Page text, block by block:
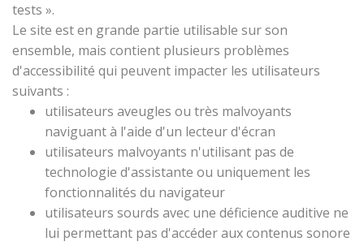
tests ».
Le site est en grande partie utilisable sur son
ensemble, mais contient plusieurs problèmes
d'accessibilité qui peuvent impacter les utilisateurs
suivants :
utilisateurs aveugles ou très malvoyants
naviguant à l'aide d'un lecteur d'écran
utilisateurs malvoyants n'utilisant pas de
technologie d'assistante ou uniquement les
fonctionnalités du navigateur
utilisateurs sourds avec une déficience auditive ne
lui permettant pas d'accéder aux contenus sonore